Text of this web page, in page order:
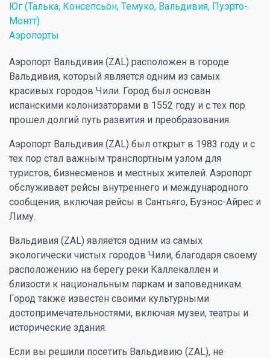
Юг (Талька, Консепсьон, Темуко, Вальдивия, Пуэрто-
Монтт)
Аэропорты
Аэропорт Вальдивия (ZAL) расположен в городе
Вальдивия, который является одним из самых
красивых городов Чили. Город был основан
испанскими колонизаторами в 1552 году и с тех пор
прошел долгий путь развития и преобразования.
Аэропорт Вальдивия (ZAL) был открыт в 1983 году и с
тех пор стал важным транспортным узлом для
туристов, бизнесменов и местных жителей. Аэропорт
обслуживает рейсы внутреннего и международного
сообщения, включая рейсы в Сантьяго, Буэнос-Айрес и
Лиму.
Вальдивия (ZAL) является одним из самых
экологически чистых городов Чили, благодаря своему
расположению на берегу реки Каллекаллен и
близости к национальным паркам и заповедникам.
Город также известен своими культурными
достопримечательностями, включая музеи, театры и
исторические здания.
Если вы решили посетить Вальдивию (ZAL), не